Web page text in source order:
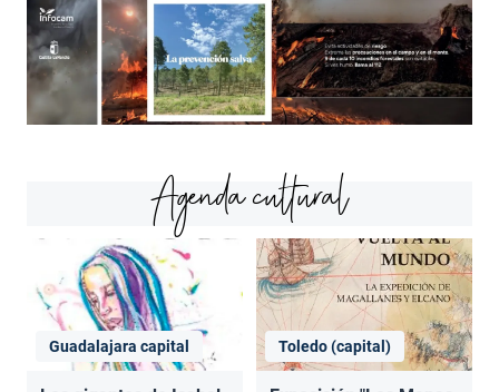
Agenda cultural
Guadalajara capital Toledo (capital)